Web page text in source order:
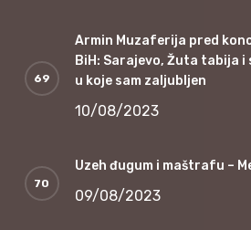
Armin Muzaferija pred
BiH: Sarajevo, Žuta tabija
u koje sam zaljubljen
10/08/2023
Uzeh đugum i maštrafu –
09/08/2023